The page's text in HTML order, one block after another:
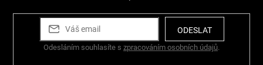
ODESLAT
Odesláním souhlasíte s zpracováním osobních údajů.